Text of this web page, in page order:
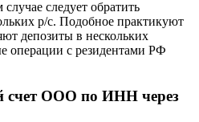
счет контрагента по ИНН
подписан договор, то
следует обратить
р/с. Подобное практикуют